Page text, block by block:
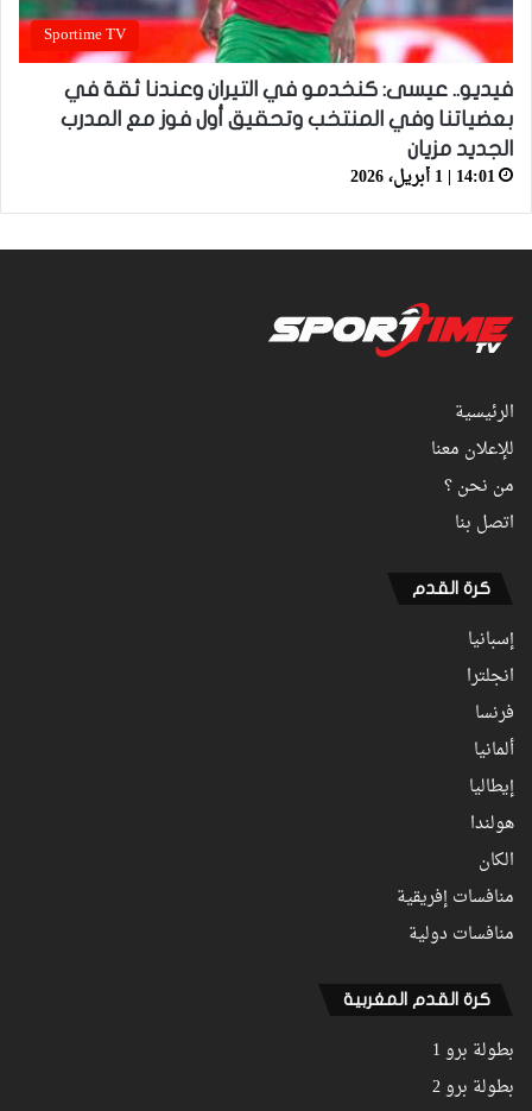
Sportime TV
فيديو.. عيسى: كنخدمو في التيران وعندنا ثقة في
بعضياتنا وفي المنتخب وتحقيق أول فوز مع المدرب
الجديد مزيان
14:01 | 1 أبريل، 2026
الرئيسية
للإعلان معنا
من نحن ؟
اتصل بنا
كرة القدم
إسبانيا
انجلترا
فرنسا
ألمانيا
إيطاليا
هولندا
الكان
منافسات إفريقية
منافسات دولية
كرة القدم المغربية
بطولة برو 1
بطولة برو 2